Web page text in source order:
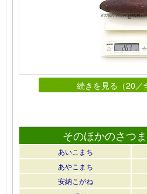
続きを見る（20／
そのほかのさつ
あいこまち
あやこまち
安納こがね